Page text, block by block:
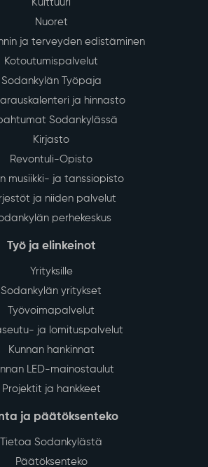
Kulttuuri
Nuoret
ja terveyden edistäminen
Kotoutumispalvelut
Sodankylän Työpaja
ja hinnasto
Sodankylässä
Kirjasto
Revontuli-Opisto
musiikki- ja tanssiopisto
ja niiden palvelut
perhekeskus
Työ ja elinkeinot
Yrityksille
Sodankylän yritykset
Työvoimapalvelut
ja lomituspalvelut
Kunnan hankinnat
LED-mainostaulut
Projektit ja hankkeet
ja päätöksenteko
Tietoa Sodankylästä
Päätöksenteko